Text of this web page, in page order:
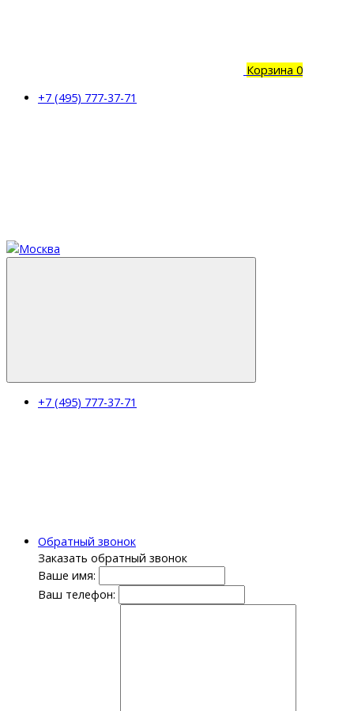
Корзина 0
+7 (495) 777-37-71
+7 (495) 777-37-71
Обратный звонок
Заказать обратный звонок
Ваше имя:
Ваш телефон: